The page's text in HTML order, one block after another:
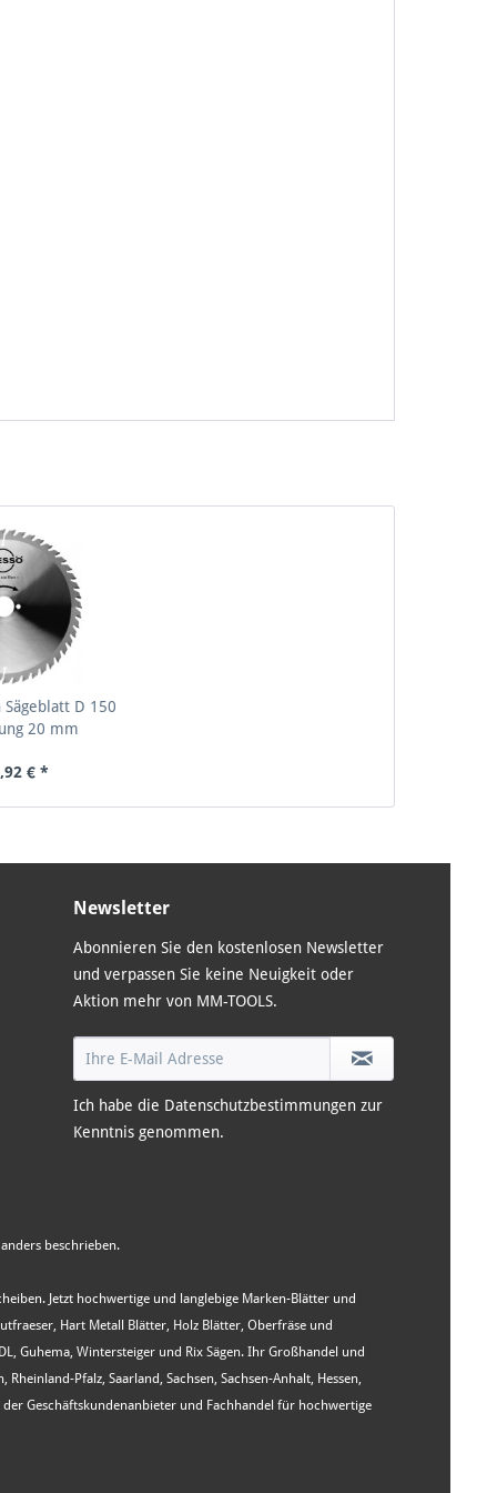
D 150
20 mm
€ *
Newsletter
Abonnieren Sie den kostenlosen Newsletter
und verpassen Sie keine Neuigkeit oder
Aktion mehr von MM-TOOLS.
Ich habe die Datenschutzbestimmungen zur
Kenntnis genommen.
beschrieben.
Jetzt hochwertige und langlebige Marken-Blätter und
Hart Metall Blätter, Holz Blätter, Oberfräse und
Guhema, Wintersteiger und Rix Sägen. Ihr Großhandel und
Pfalz, Saarland, Sachsen, Sachsen-Anhalt, Hessen,
Geschäftskundenanbieter und Fachhandel für hochwertige